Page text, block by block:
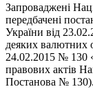
Запроваджені
передбачені
України від
деяких валютних
24.02.2015 № 130
правових актів
Постанова № 130).